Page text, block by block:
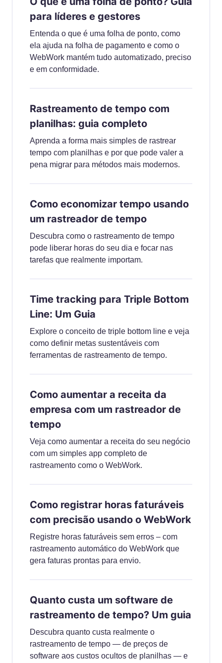
para líderes e gestores
Entenda o que é uma folha de ponto, como
ela ajuda na folha de pagamento e como o
WebWork mantém tudo automatizado, preciso
e em conformidade.
Rastreamento de tempo com
planilhas: guia completo
Aprenda a forma mais simples de rastrear
tempo com planilhas e por que pode valer a
pena migrar para métodos mais modernos.
Como economizar tempo usando
um rastreador de tempo
Descubra como o rastreamento de tempo
pode liberar horas do seu dia e focar nas
tarefas que realmente importam.
Time tracking para Triple Bottom
Line: Um Guia
Explore o conceito de triple bottom line e veja
como definir metas sustentáveis com
ferramentas de rastreamento de tempo.
Como aumentar a receita da
empresa com um rastreador de
tempo
Veja como aumentar a receita do seu negócio
com um simples app completo de
rastreamento como o WebWork.
Como registrar horas faturáveis
com precisão usando o WebWork
Registre horas faturáveis sem erros – com
rastreamento automático do WebWork que
gera faturas prontas para envio.
Quanto custa um software de
rastreamento de tempo? Um guia
Descubra quanto custa realmente o
rastreamento de tempo — de preços de
software aos custos ocultos de planilhas — e